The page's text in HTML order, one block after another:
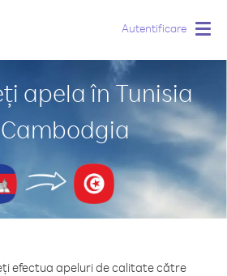
Autentificare
apela în Tunisia
efectua apeluri de calitate către